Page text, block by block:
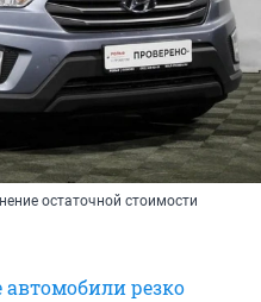
остаточной стоимости
резко